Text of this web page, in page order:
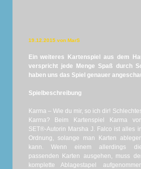
19.12.2015 von MarS
Ein weiteres Kartenspiel aus dem
verspricht jede Menge Spaß durch
haben uns das Spiel genauer
Spielbeschreibung
Karma – Wie du mir, so ich dir!
Karma? Beim Kartenspiel Karma
SET®-Autorin Marsha J. Falco ist alles
Ordnung, solange man Karten
kann. Wenn einem allerdings
passenden Karten ausgehen, muss
komplette Ablagestapel